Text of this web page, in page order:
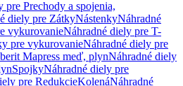
pre Prechody a spojenia,
diely pre ZátkyNástenkyNáhradné
vykurovanieNáhradné diely pre T-
pre vykurovanieNáhradné diely pre
Mapress meď, plynNáhradné diely
SpojkyNáhradné diely pre
pre RedukcieKolenáNáhradné